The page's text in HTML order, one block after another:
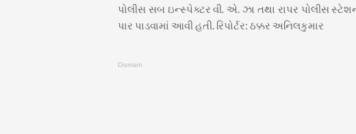
પોલીસ સબ ઇન્સ્પેક્ટર વી. એ. ઝા તથા રાપર પોલીસ
પાર પાડવામાં આવી હતી. રિપોર્ટર: ઠક્કર અનિલકુમાર
Domain